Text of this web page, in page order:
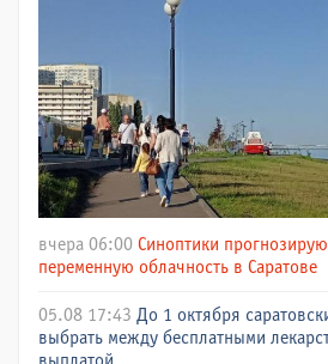
вчера 06:00 Синоптики
переменную облачность в Саратове
05.08 17:43 До 1 октября
выбрать между бесплатными